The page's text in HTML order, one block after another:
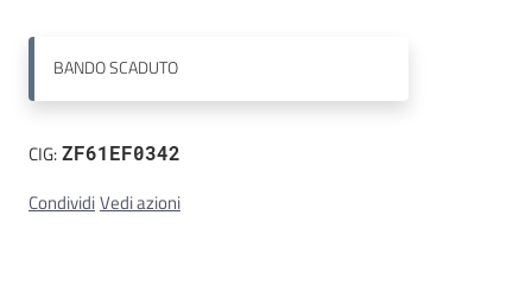
BANDOSCADUTO
CIG:ZF61EF0342
CondividiVedi azioni